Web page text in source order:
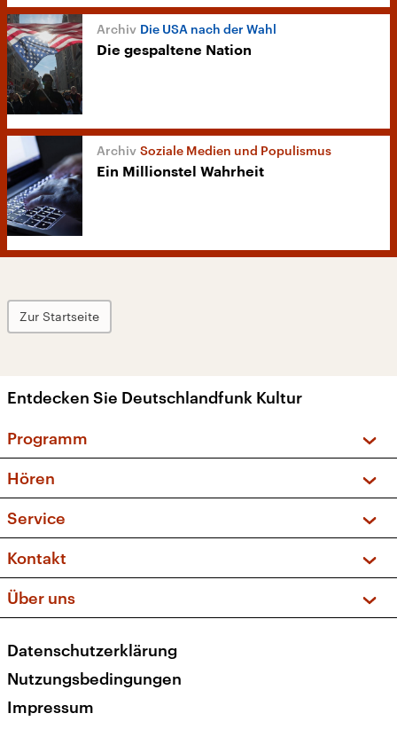
Die USA nach der Wahl
Die gespaltene Nation
Soziale Medien und Populismus
Ein Millionstel Wahrheit
Zur Startseite
Entdecken Sie Deutschlandfunk Kultur
Programm
Sendungen und Podcasts
Musikliste
Kakadu – Das Kinderprogramm
Hören
Frequenzen (UKW + DAB+)
Service
FAQ
Apps
Newsletter
Veranstaltungen
Kontakt
Social Media
Über uns
Presse
Karriere
Transparenz
Datenschutzerklärung
Nutzungsbedingungen
Impressum